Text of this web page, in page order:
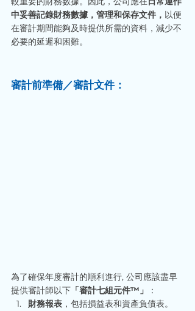
中妥善記錄財務數據，管理和保存文件， 以便
在審計期間能夠及時提供所需的資料，減少不
必要的延遲和困難。
審計前準備／審計文件：
為了確保年度審計的順利進行, 公司應該盡早
提供審計師以下 「審計七組元件™」
：
財務報表 ，包括損益表和資產負債表。